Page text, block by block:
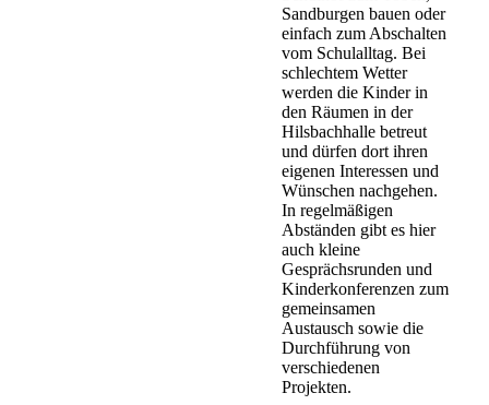
Sandburgen bauen oder
einfach zum Abschalten
vom Schulalltag. Bei
schlechtem Wetter
werden die Kinder in
den Räumen in der
Hilsbachhalle betreut
und dürfen dort ihren
eigenen Interessen und
Wünschen nachgehen.
In regelmäßigen
Abständen gibt es hier
auch kleine
Gesprächsrunden und
Kinderkonferenzen zum
gemeinsamen
Austausch sowie die
Durchführung von
verschiedenen
Projekten.